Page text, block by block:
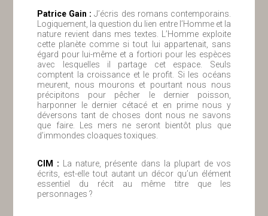
Patrice Gain : J’écris des romans contemporains.
Logiquement, la question du lien entre l’Homme et la
nature revient dans mes textes. L’Homme exploite
cette planète comme si tout lui appartenait, sans
égard pour lui-même et a fortiori pour les espèces
avec lesquelles il partage cet espace. Seuls
comptent la croissance et le profit. Si les océans
meurent, nous mourons et pourtant nous nous
précipitons pour pêcher le dernier poisson,
harponner le dernier cétacé et en prime nous y
déversons tant de choses dont nous ne savons
que faire. Les mers ne seront bientôt plus que
d’immondes cloaques toxiques.
ClM : La nature, présente dans la plupart de vos
écrits, est-elle tout autant un décor qu’un élément
essentiel du récit au même titre que les
personnages ?